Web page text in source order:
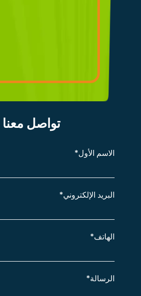
تواصل معنا
الاسم الأول*
البريد الإلكتروني*
الهاتف*
الرسالة*